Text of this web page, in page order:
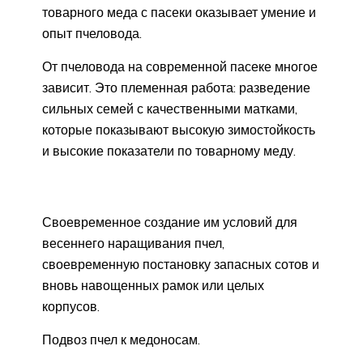
товарного меда с пасеки оказывает умение и
опыт пчеловода.
От пчеловода на современной пасеке многое
зависит. Это племенная работа: разведение
сильных семей с качественными матками,
которые показывают высокую зимостойкость
и высокие показатели по товарному меду.
Своевременное создание им условий для
весеннего наращивания пчел,
своевременную постановку запасных сотов и
вновь навощенных рамок или целых
корпусов.
Подвоз пчел к медоносам.